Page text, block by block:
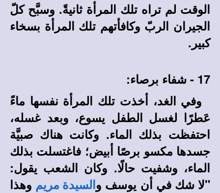
الوقت لم تراه تلك المرأة ثانيةً. وسبَّح كلّ
الجيران الربّ وكافأتهم تلك المرأة بسخاء
كبير.
17 - شفاء برصاء:
وفي الغد، أخذت تلك المرأة نفسها ماءً
عَطرًا لغسل الطفل يسوع، وبعد غسله،
احتفظت بذلك الماء. وكانت هناك صبيَّة
جسدها مكسو برصًا أبيض؛ فاغتسلت بذلك
الماء، وشفيت حالًا. وكان الشعب يقول:
"لا شك في أن يوسف و السيدة مريم وهذا